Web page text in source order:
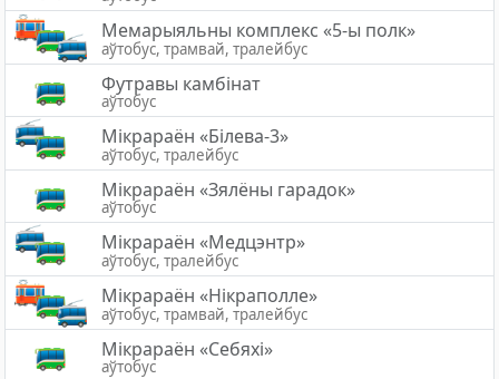
Мемарыяльны комплекс «5-ы полк»
аўтобус, трамвай, тралейбус
Футравы камбінат
аўтобус
Мікрараён «Білева-3»
аўтобус, тралейбус
Мікрараён «Зялёны гарадок»
аўтобус
Мікрараён «Медцэнтр»
аўтобус, тралейбус
Мiкрараён «Нікраполле»
аўтобус, трамвай, тралейбус
Мікрараён «Себяхі»
аўтобус